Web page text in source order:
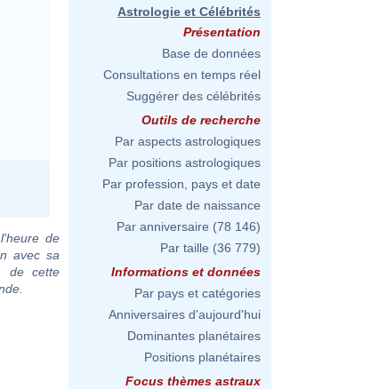
de
avec sa
de cette
Astrologie et Célébrités
Présentation
Base de données
Consultations en temps réel
Suggérer des célébrités
Outils de recherche
Par aspects astrologiques
Par positions astrologiques
Par profession, pays et date
Par date de naissance
Par anniversaire (78 146)
Par taille (36 779)
Informations et données
Par pays et catégories
Anniversaires d'aujourd'hui
Dominantes planétaires
Positions planétaires
Focus thèmes astraux